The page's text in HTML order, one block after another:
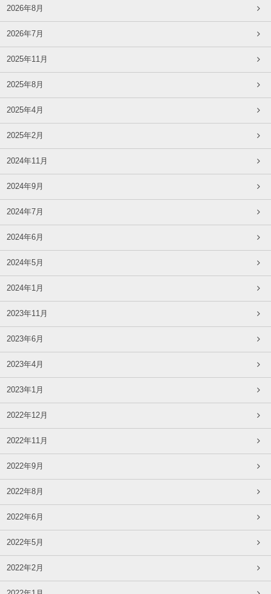
2026年8月
2026年7月
2025年11月
2025年8月
2025年4月
2025年2月
2024年11月
2024年9月
2024年7月
2024年6月
2024年5月
2024年1月
2023年11月
2023年6月
2023年4月
2023年1月
2022年12月
2022年11月
2022年9月
2022年8月
2022年6月
2022年5月
2022年2月